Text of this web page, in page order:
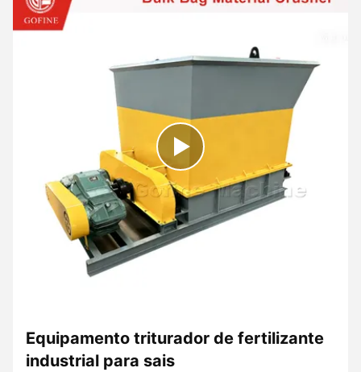
Equipamento triturador de fertilizante
industrial para sais